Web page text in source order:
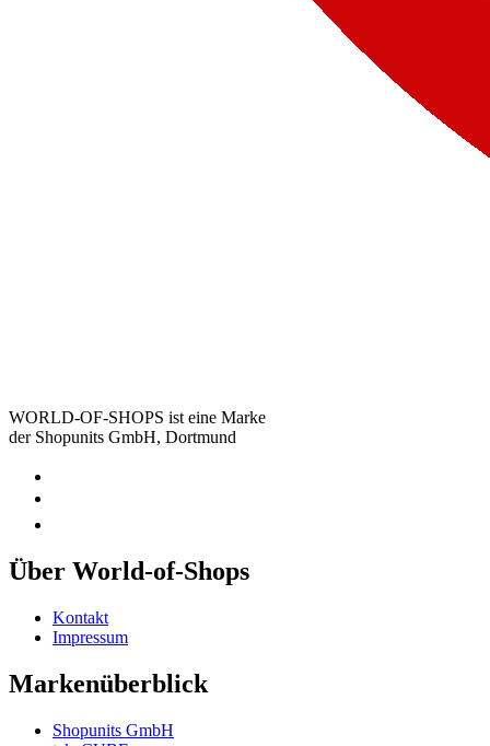
WORLD-OF-SHOPS ist eine Marke
der Shopunits GmbH, Dortmund
Über World-of-Shops
Kontakt
Impressum
Markenüberblick
Shopunits GmbH